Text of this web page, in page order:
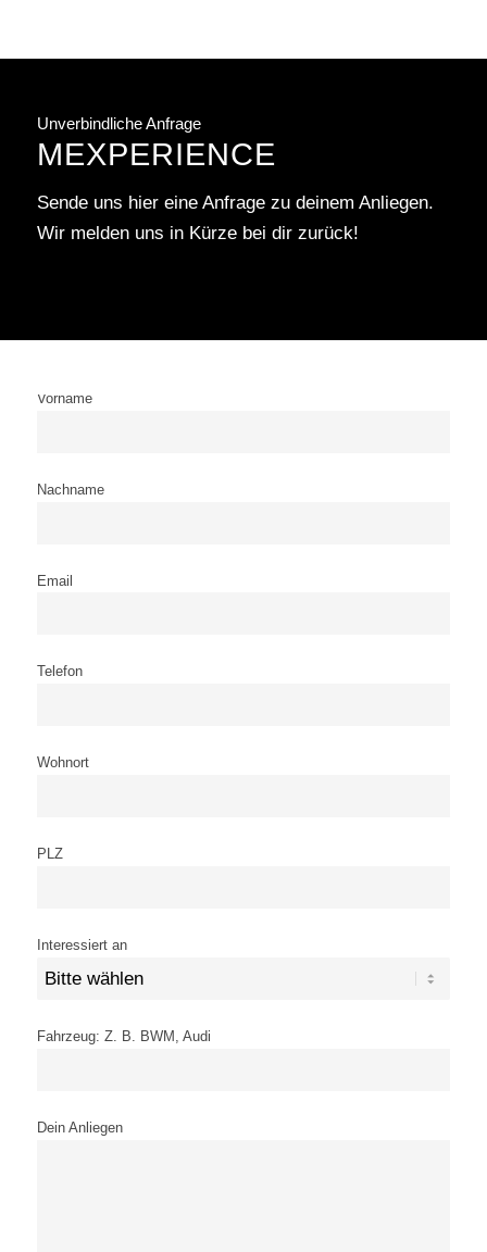
Unverbindliche Anfrage
MEXPERIENCE
Sende uns hier eine Anfrage zu deinem Anliegen.
Wir melden uns in Kürze bei dir zurück!
Vorname
Nachname
Email
Telefon
Wohnort
PLZ
Interessiert an
Fahrzeug: Z. B. BWM, Audi
Dein Anliegen